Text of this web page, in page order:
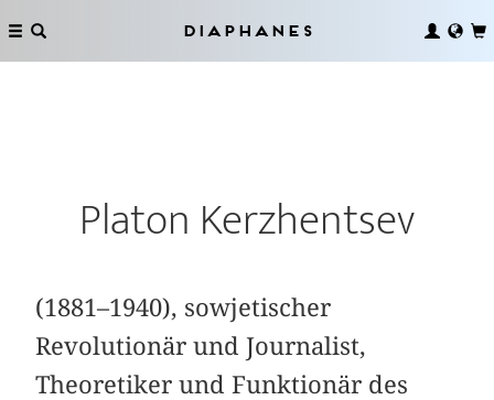
Diaphanes
Platon Kerzhentsev
(1881–1940), sowjetischer
Revolutionär und Journalist,
Theoretiker und Funktionär des